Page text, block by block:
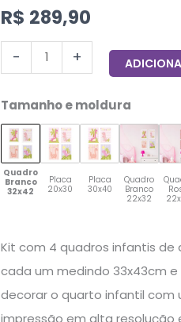
R$ 289,90
-
Rosa
33x43cm
Branca
quantidade
+
Tamanho e moldura
Quadro
Branco
32x42
Placa
20x30
Placa
30x40
Quadro
Branco
22x32
Kit com 4 quadros infantis de
cada um medindo 33x43cm
decorar o quarto infantil com
impressão em alta